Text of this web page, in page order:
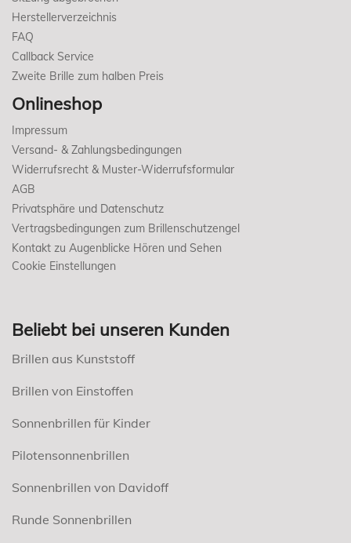
Herstellerverzeichnis
FAQ
Callback Service
Zweite Brille zum halben Preis
Onlineshop
Impressum
Versand- & Zahlungsbedingungen
Widerrufsrecht & Muster-Widerrufsformular
AGB
Privatsphäre und Datenschutz
Vertragsbedingungen zum Brillenschutzengel
Kontakt zu Augenblicke Hören und Sehen
Cookie Einstellungen
Beliebt bei unseren Kunden
Brillen aus Kunststoff
Brillen von Einstoffen
Sonnenbrillen für Kinder
Pilotensonnenbrillen
Sonnenbrillen von Davidoff
Runde Sonnenbrillen